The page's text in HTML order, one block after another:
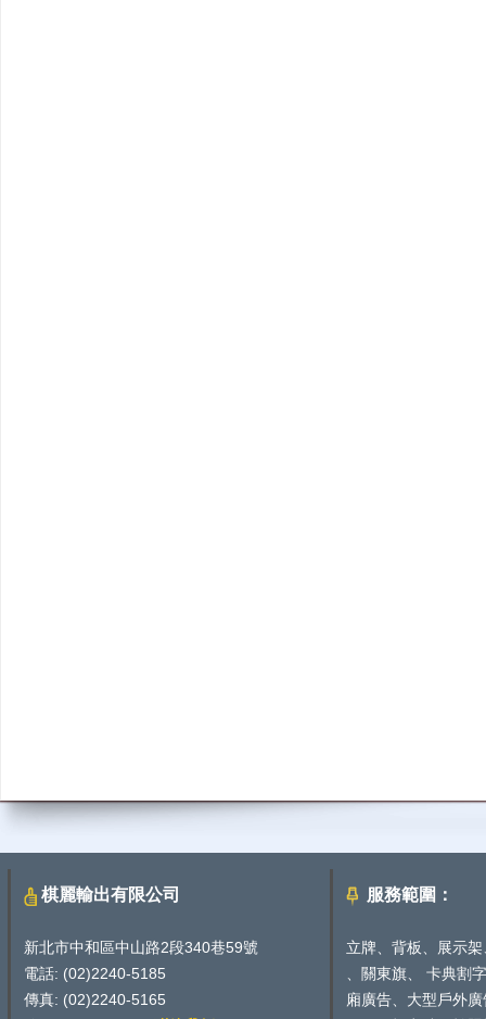
棋麗輸出有限公司
新北市中和區中山路2段340巷59號
電話: (02)2240-5185
傳真: (02)2240-5165
服務範圍：
立牌、背板、展示
、關東旗、 卡典割
廂廣告、大型戶外